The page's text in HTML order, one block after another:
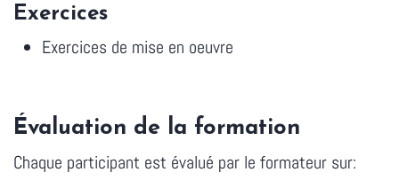
Exercices
Exercices de mise en oeuvre
Évaluation de la formation
Chaque participant est évalué par le formateur sur: